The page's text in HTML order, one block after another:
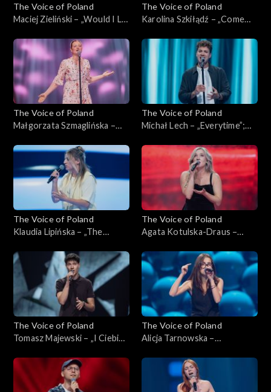
The Voice of Poland
Maciej Zieliński – „Would I Lie
Poland”, Przesłuchania w
ciemno, 4 października 2025
The Voice of Poland
Karolina Szkiłądź – „Come
of Poland”, Przesłuchania w
ciemno, 4 października 2025
The Voice of Poland
Małgorzata Szmaglińska –
Poland”, Przesłuchania w
ciemno, 4 października 2025
The Voice of Poland
Michał Lech – „Everytime”;
Przesłuchania w ciemno, 4
października 2025
The Voice of Poland
Klaudia Lipińska – „The
Poland”, Przesłuchania w
ciemno, 4 października 2025
The Voice of Poland
Agata Kotulska-Draus –
Poland”, Przesłuchania w
ciemno, 4 października 2025
The Voice of Poland
Tomasz Majewski – „I Ciebie
Poland”, Przesłuchania w
ciemno, 4 października 2025
The Voice of Poland
Alicja Tarnowska –
Poland”, Przesłuchania w
ciemno, 4 października 2025